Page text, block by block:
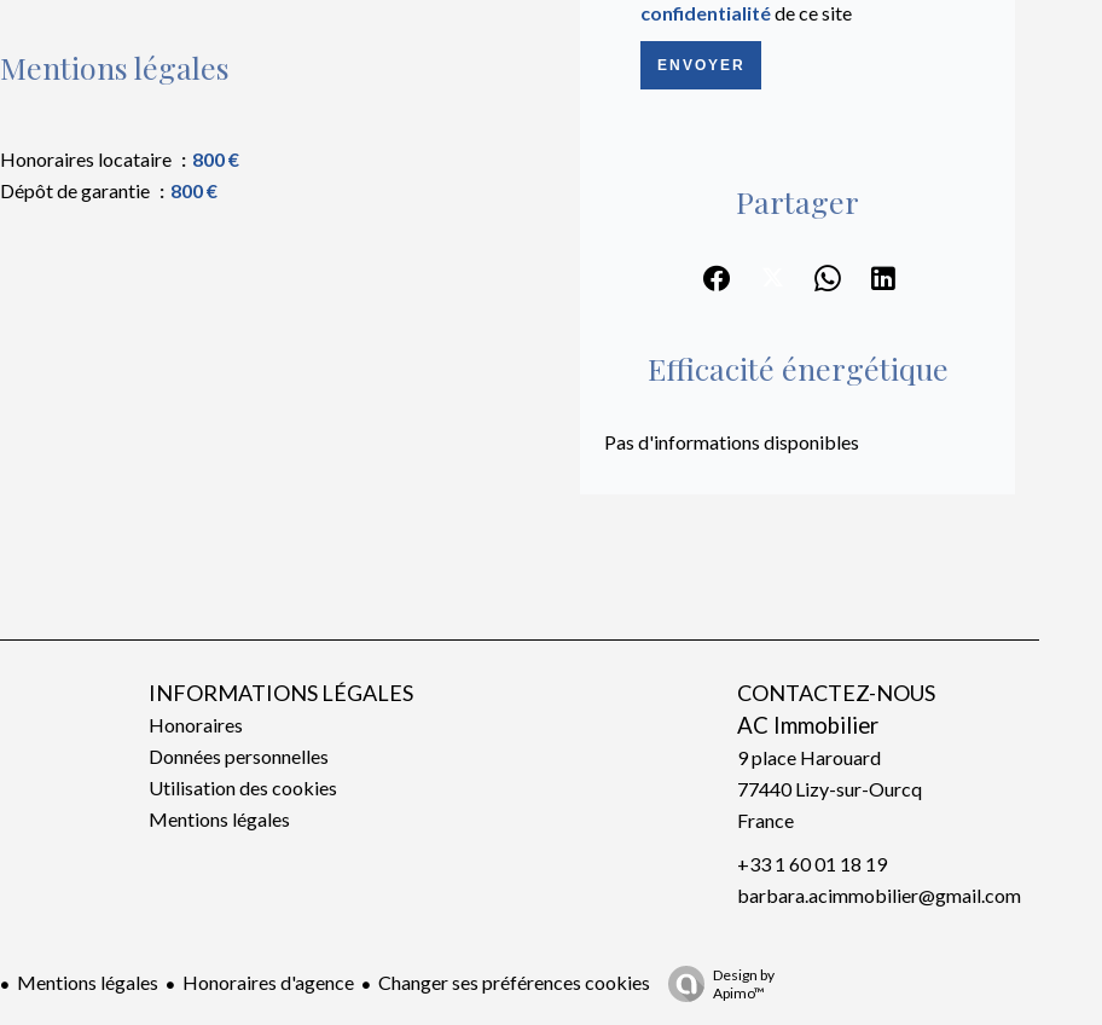
Mentions légales
Honoraires locataire
800 €
Dépôt de garantie
800 €
confidentialitéde ce site
ENVOYER
Partager
Efficacité énergétique
Pas d'informations disponibles
INFORMATIONS LÉGALES
Honoraires
Données personnelles
Utilisation des cookies
Mentions légales
CONTACTEZ-NOUS
AC Immobilier
9 place Harouard
77440Lizy-sur-Ourcq
France
+33 1 60 01 18 19
barbara.acimmobilier@gmail.com
Mentions légales Honoraires d'agence Changer ses préférences cookies
Design by
Apimo™